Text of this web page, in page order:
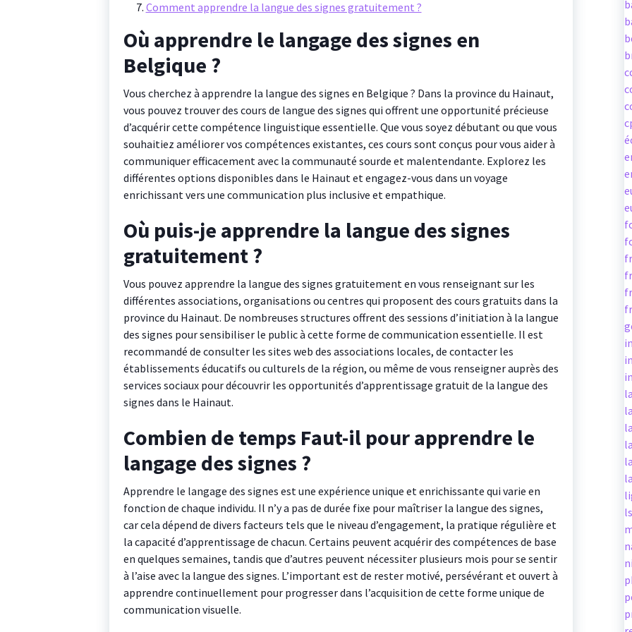
Comment apprendre la langue des signes gratuitement ?
Où apprendre le langage des signes en
Belgique ?
Vous cherchez à apprendre la langue des signes en Belgique ? Dans la province du Hainaut,
vous pouvez trouver des cours de langue des signes qui offrent une opportunité précieuse
d’acquérir cette compétence linguistique essentielle. Que vous soyez débutant ou que vous
souhaitiez améliorer vos compétences existantes, ces cours sont conçus pour vous aider à
communiquer efficacement avec la communauté sourde et malentendante. Explorez les
différentes options disponibles dans le Hainaut et engagez-vous dans un voyage
enrichissant vers une communication plus inclusive et empathique.
Où puis-je apprendre la langue des signes
gratuitement ?
Vous pouvez apprendre la langue des signes gratuitement en vous renseignant sur les
différentes associations, organisations ou centres qui proposent des cours gratuits dans la
province du Hainaut. De nombreuses structures offrent des sessions d’initiation à la langue
des signes pour sensibiliser le public à cette forme de communication essentielle. Il est
recommandé de consulter les sites web des associations locales, de contacter les
établissements éducatifs ou culturels de la région, ou même de vous renseigner auprès des
services sociaux pour découvrir les opportunités d’apprentissage gratuit de la langue des
signes dans le Hainaut.
Combien de temps Faut-il pour apprendre le
langage des signes ?
Apprendre le langage des signes est une expérience unique et enrichissante qui varie en
fonction de chaque individu. Il n’y a pas de durée fixe pour maîtriser la langue des signes,
car cela dépend de divers facteurs tels que le niveau d’engagement, la pratique régulière et
la capacité d’apprentissage de chacun. Certains peuvent acquérir des compétences de base
en quelques semaines, tandis que d’autres peuvent nécessiter plusieurs mois pour se sentir
à l’aise avec la langue des signes. L’important est de rester motivé, persévérant et ouvert à
apprendre continuellement pour progresser dans l’acquisition de cette forme unique de
communication visuelle.
fr